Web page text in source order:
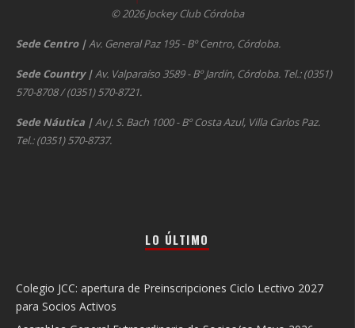
© 2026 Jockey Club Córdoba
Sede Centro |Av. General Paz 195 - Bº Centro, Córdoba.
Sede Country |Av. Valparaíso 3589 - Bº Jardín, Córdoba. Tel.: (0351)
570-8708 / (0351) 570-8721.
Sede Náutica |Av J. S. Bach 1000 - Bº Costa Azul, Villa Carlos Paz.
Tel.: (0351) 570-8737.
LO ÚLTIMO
Colegio JCC: apertura de Preinscripciones Ciclo Lectivo 2027
para Socios Activos